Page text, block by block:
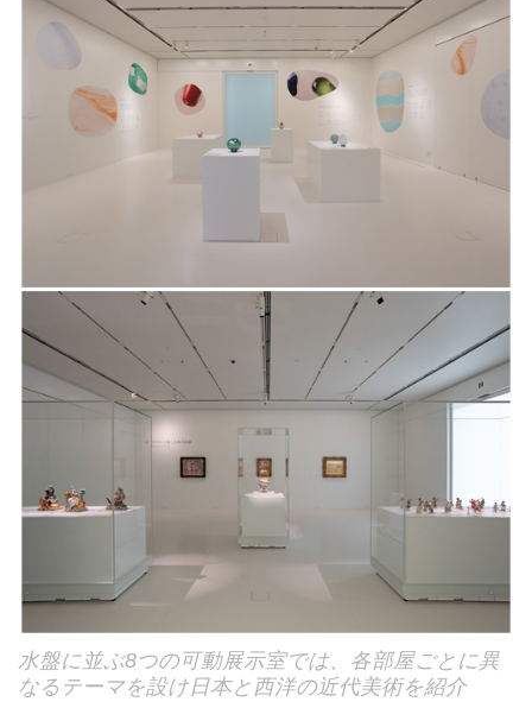
水盤に並ぶ8つの可動展示室では、各部屋ごとに異
なるテーマを設け日本と西洋の近代美術を紹介